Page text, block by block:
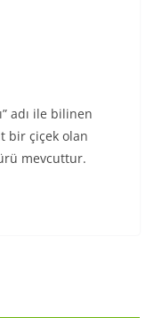
adı ile bilinen
bir çiçek olan
mevcuttur.